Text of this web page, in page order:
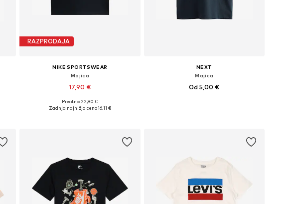
RAZPRODAJA
NIKE SPORTSWEAR
Majica
17,90 €
Na voljo v različnih velikostih
Prvotno: 22,90 €
Zadnja najnižja cena16,11 €
NEXT
Majica
Od 5,00 €